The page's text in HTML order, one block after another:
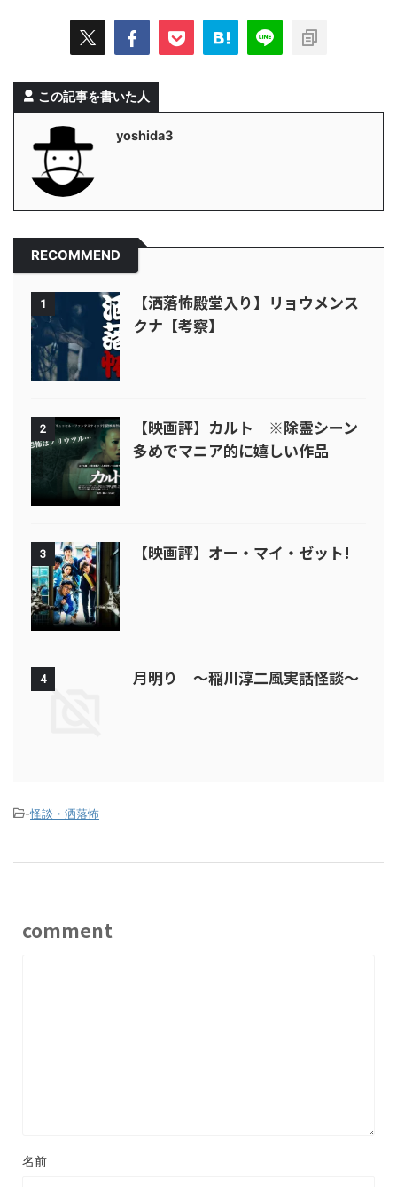
この記事を書いた人
yoshida3
RECOMMEND
1
【洒落怖殿堂入り】リョウメンス
クナ【考察】
2
【映画評】カルト ※除霊シーン
多めでマニア的に嬉しい作品
3 【映画評】オー・マイ・ゼット!
4 月明り ～稲川淳二風実話怪談～
-怪談・洒落怖
comment
名前